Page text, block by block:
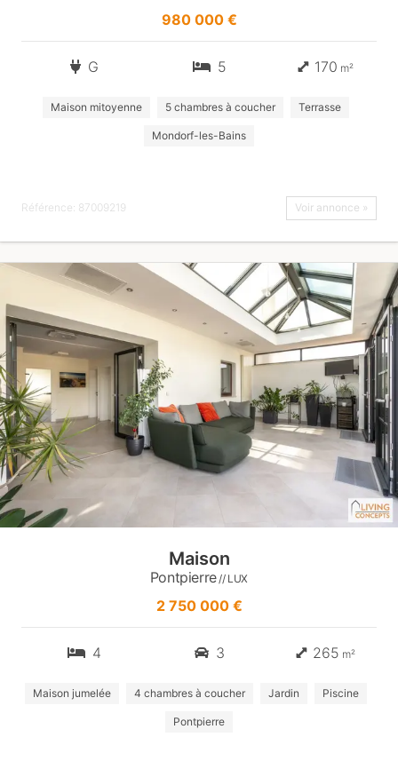
980 000 €
G 5 170 m²
Maison mitoyenne 5 chambres à coucher Terrasse
Mondorf-les-Bains
Référence: 87009219 Voir annonce »
Maison
Pontpierre// LUX
2 750 000 €
4 3 265 m²
Maison jumelée 4 chambres à coucher Jardin Piscine
Pontpierre